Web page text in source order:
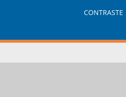
CONTRASTE